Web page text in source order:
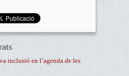
inclusió en l’agenda de les